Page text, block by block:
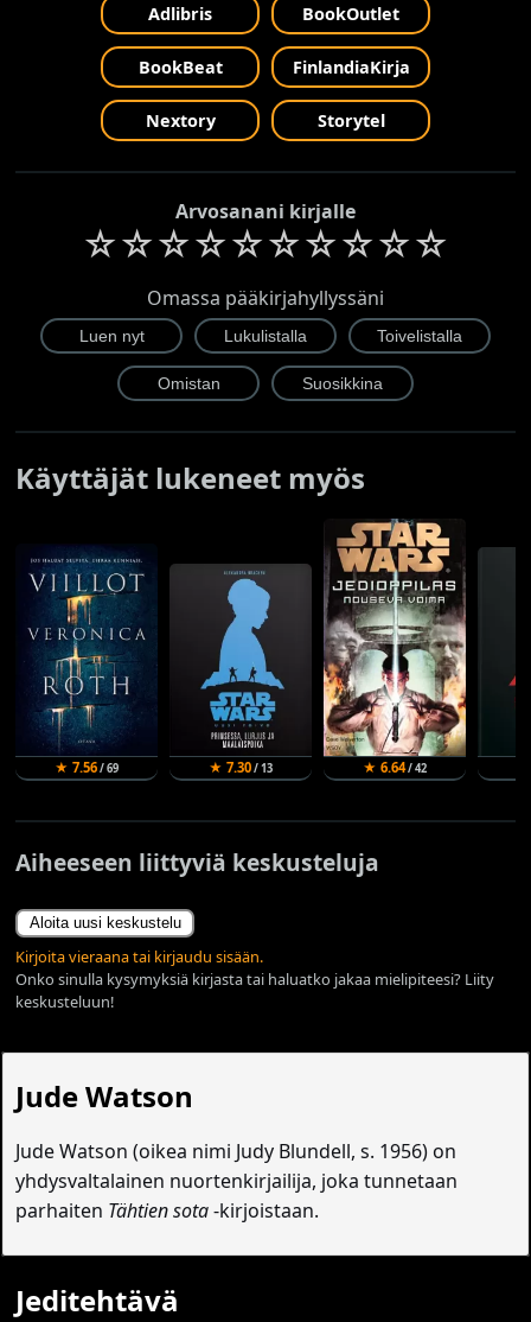
Adlibris BookOutlet
BookBeat FinlandiaKirja
Nextory Storytel
Arvosanani kirjalle
☆☆☆☆☆☆☆☆☆☆
Omassa pääkirjahyllyssäni
Käyttäjät lukeneet myös
★ 7.56/ 69 ★ 7.30/ 13 ★ 6.64/ 42
Aiheeseen liittyviä keskusteluja
Aloita uusi keskustelu
Kirjoita vieraana tai kirjaudu sisään.
Onko sinulla kysymyksiä kirjasta tai haluatko jakaa mielipiteesi? Liity
keskusteluun!
Jude Watson
Jude Watson (oikea nimi Judy Blundell, s. 1956) on
yhdysvaltalainen nuortenkirjailija, joka tunnetaan
parhaiten Tähtien sota-kirjoistaan.
Jeditehtävä